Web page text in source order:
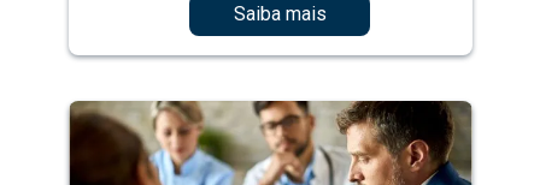
Saiba mais